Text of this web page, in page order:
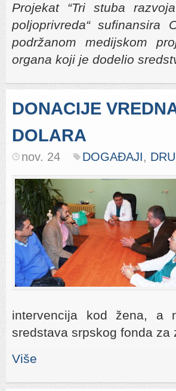
Projekat “Tri stuba
poljoprivreda“ sufinansira
podržanom medijskom
organa koji je dodelio
DONACIJE
DOLARA
nov. 24 DOGAĐAJI,
intervencija kod žena, a
sredstava srpskog fonda za
Više